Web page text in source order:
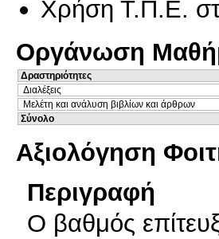
Χρήση Τ.Π.Ε.
Οργάνωση
Δραστηριότητες
Διαλέξεις
Μελέτη και ανάλυση βιβλίων και άρθρων
Σύνολο
Αξιολόγηση
Περιγραφή
Ο βαθμός